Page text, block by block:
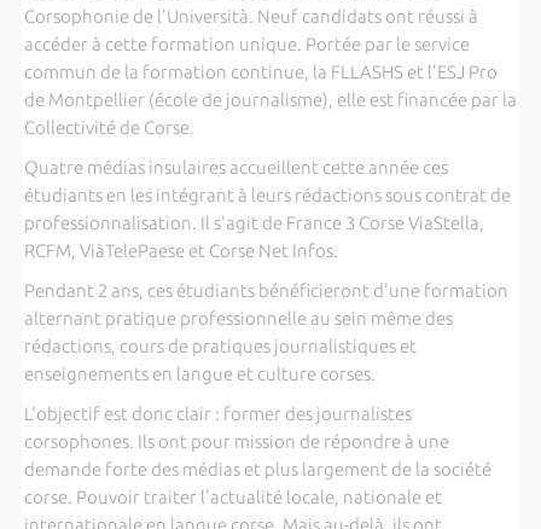
Corsophonie de l'Università. Neuf candidats ont réussi à
accéder à cette formation unique. Portée par le service
commun de la formation continue, la FLLASHS et l'ESJ Pro
de Montpellier (école de journalisme), elle est financée par la
Collectivité de Corse.
Quatre médias insulaires accueillent cette année ces
étudiants en les intégrant à leurs rédactions sous contrat de
professionnalisation. Il s'agit de France 3 Corse ViaStella,
RCFM, ViàTelePaese et Corse Net Infos.
Pendant 2 ans, ces étudiants bénéficieront d'une formation
alternant pratique professionnelle au sein même des
rédactions, cours de pratiques journalistiques et
enseignements en langue et culture corses.
L'objectif est donc clair : former des journalistes
corsophones. Ils ont pour mission de répondre à une
demande forte des médias et plus largement de la société
corse. Pouvoir traiter l'actualité locale, nationale et
internationale en langue corse. Mais au-delà, ils ont